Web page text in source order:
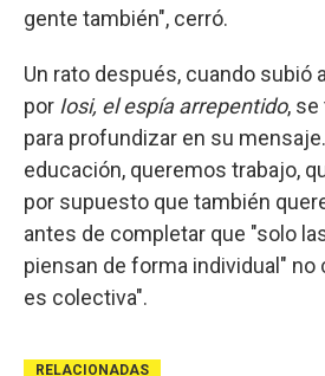
gente también", cerró.
Un rato después, cuando subió
por Iosi, el espía arrepentido,
para profundizar en su
educación, queremos trabajo,
por supuesto que también
antes de completar que "solo
piensan de forma individual" no
es colectiva".
RELACIONADAS